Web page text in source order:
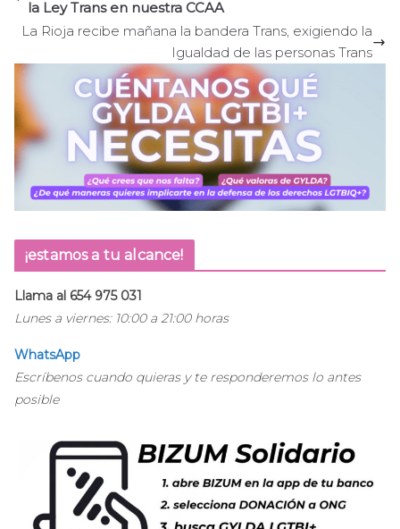
la Ley Trans en nuestra CCAA
La Rioja recibe mañana la bandera Trans, exigiendo la
Igualdad de las personas Trans
¡estamos a tu alcance!
Llama al 654 975 031
Lunes a viernes: 10:00 a 21:00 horas
WhatsApp
Escríbenos cuando quieras y te responderemos lo antes
posible